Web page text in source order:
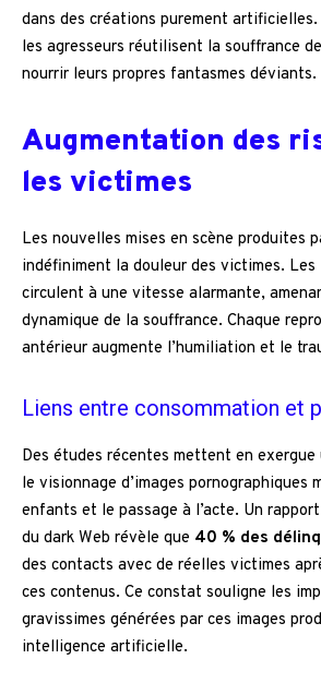
dans des créations purement
les agresseurs réutilisent la souffrance
nourrir leurs propres fantasmes déviants.
Augmentation des
les victimes
Les nouvelles mises en scène produites
indéfiniment la douleur des victimes. Les
circulent à une vitesse alarmante,
dynamique de la souffrance. Chaque
antérieur augmente l’humiliation et le
Liens entre consommation et
Des études récentes mettent en
le visionnage d’images pornographiques
enfants et le passage à l’acte. Un
du dark Web révèle que 40 % des
des contacts avec de réelles victimes
ces contenus. Ce constat souligne les
gravissimes générées par ces images
intelligence artificielle.